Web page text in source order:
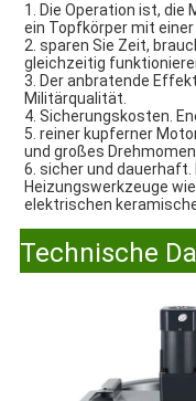
1. Die Operation ist, die
ein Topfkörper mit
2. sparen Sie Zeit,
gleichzeitig
3. Der anbratende
Militärqualität.
4. Sicherungskosten.
5. reiner kupferner
und großes
6. sicher und
Heizungswerkzeuge
elektrischen
Technische